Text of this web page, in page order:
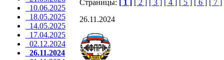
10.06.2025
18.05.2025
14.05.2025
17.04.2025
02.12.2024
26.11.2024
Страницы: [ 1 ] [ 2 ] [ 3 ] [ 4 ] [ 5 ] [ 6 ] [ 7 ]
26.11.2024